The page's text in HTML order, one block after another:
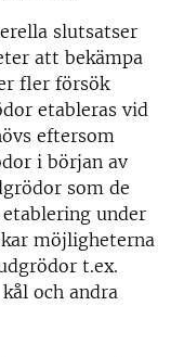
slutsatser
att bekämpa
fler försök
etableras vid
eftersom
i början av
som de
etablering under
möjligheterna
t.ex.
och andra